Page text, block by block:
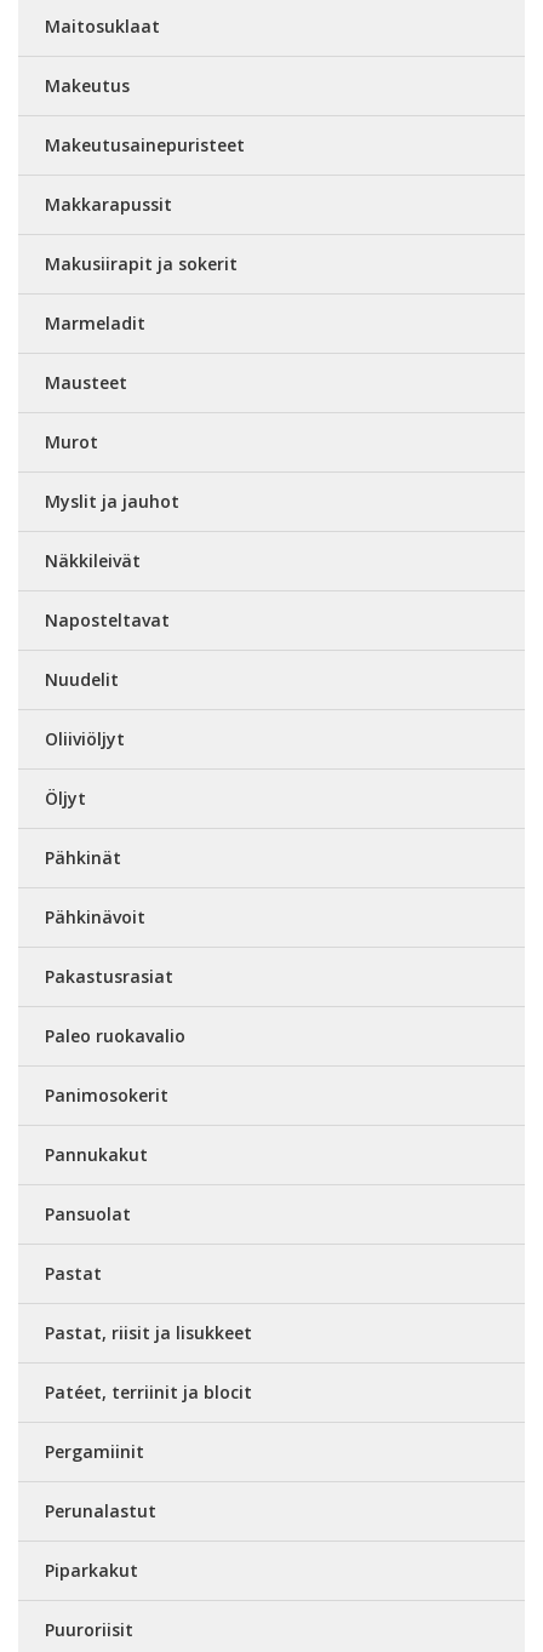
Maitosuklaat
Makeutus
Makeutusainepuristeet
Makkarapussit
Makusiirapit ja sokerit
Marmeladit
Mausteet
Murot
Myslit ja jauhot
Näkkileivät
Naposteltavat
Nuudelit
Oliiviöljyt
Öljyt
Pähkinät
Pähkinävoit
Pakastusrasiat
Paleo ruokavalio
Panimosokerit
Pannukakut
Pansuolat
Pastat
Pastat, riisit ja lisukkeet
Patéet, terriinit ja blocit
Pergamiinit
Perunalastut
Piparkakut
Puuroriisit